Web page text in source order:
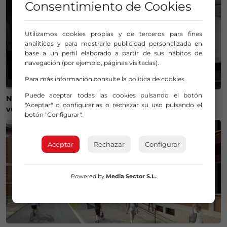
Nico Williams, Unai Simón y Aymeric Laporte están de
vuelta en Lezama
Consentimiento de Cookies
Utilizamos cookies propias y de terceros para fines
analíticos y para mostrarle publicidad personalizada en
base a un perfil elaborado a partir de sus hábitos de
navegación (por ejemplo, páginas visitadas).
Para más información consulte la política de cookies.
Puede aceptar todas las cookies pulsando el botón
"Aceptar" o configurarlas o rechazar su uso pulsando el
botón "Configurar".
Aceptar Rechazar Configurar
Powered by Media Sector S.L.